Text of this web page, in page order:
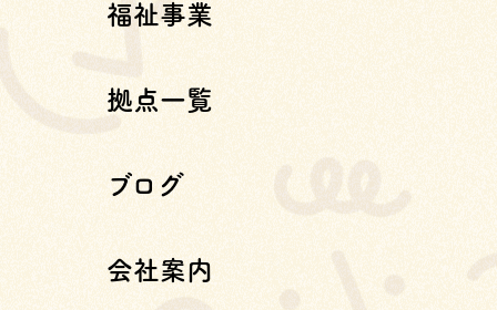
福祉事業
拠点一覧
ブログ
会社案内